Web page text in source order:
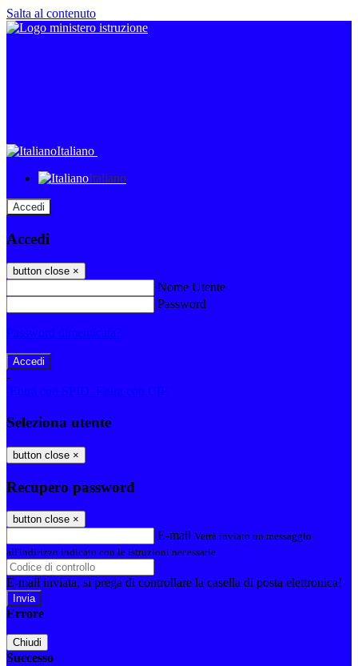
Salta al contenuto
Italiano
Italiano
Accedi
Accedi
button close ×
Nome Utente
Password
Password dimenticata?
-
Entra con SPID
Entra con CIE
Seleziona utente
button close ×
Recupero password
button close ×
E-mail Verrà inviato un messaggio
all'indirizzo indicato con le istruzioni necessarie.
E-mail inviata, si prega di controllare la casella di posta elettronica!
Errore
Chiudi
Successo